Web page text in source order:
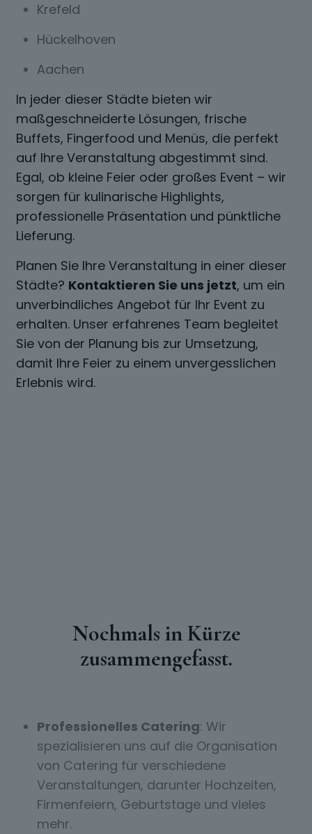
Krefeld
Hückelhoven
Aachen
In jeder dieser Städte bieten wir
maßgeschneiderte Lösungen, frische
Buffets, Fingerfood und Menüs, die perfekt
auf Ihre Veranstaltung abgestimmt sind.
Egal, ob kleine Feier oder großes Event – wir
sorgen für kulinarische Highlights,
professionelle Präsentation und pünktliche
Lieferung.
Planen Sie Ihre Veranstaltung in einer dieser
Städte? Kontaktieren Sie uns jetzt, um ein
unverbindliches Angebot für Ihr Event zu
erhalten. Unser erfahrenes Team begleitet
Sie von der Planung bis zur Umsetzung,
damit Ihre Feier zu einem unvergesslichen
Erlebnis wird.
Nochmals in Kürze
zusammengefasst.
Professionelles Catering: Wir
spezialisieren uns auf die Organisation
von Catering für verschiedene
Veranstaltungen, darunter Hochzeiten,
Firmenfeiern, Geburtstage und vieles
mehr.